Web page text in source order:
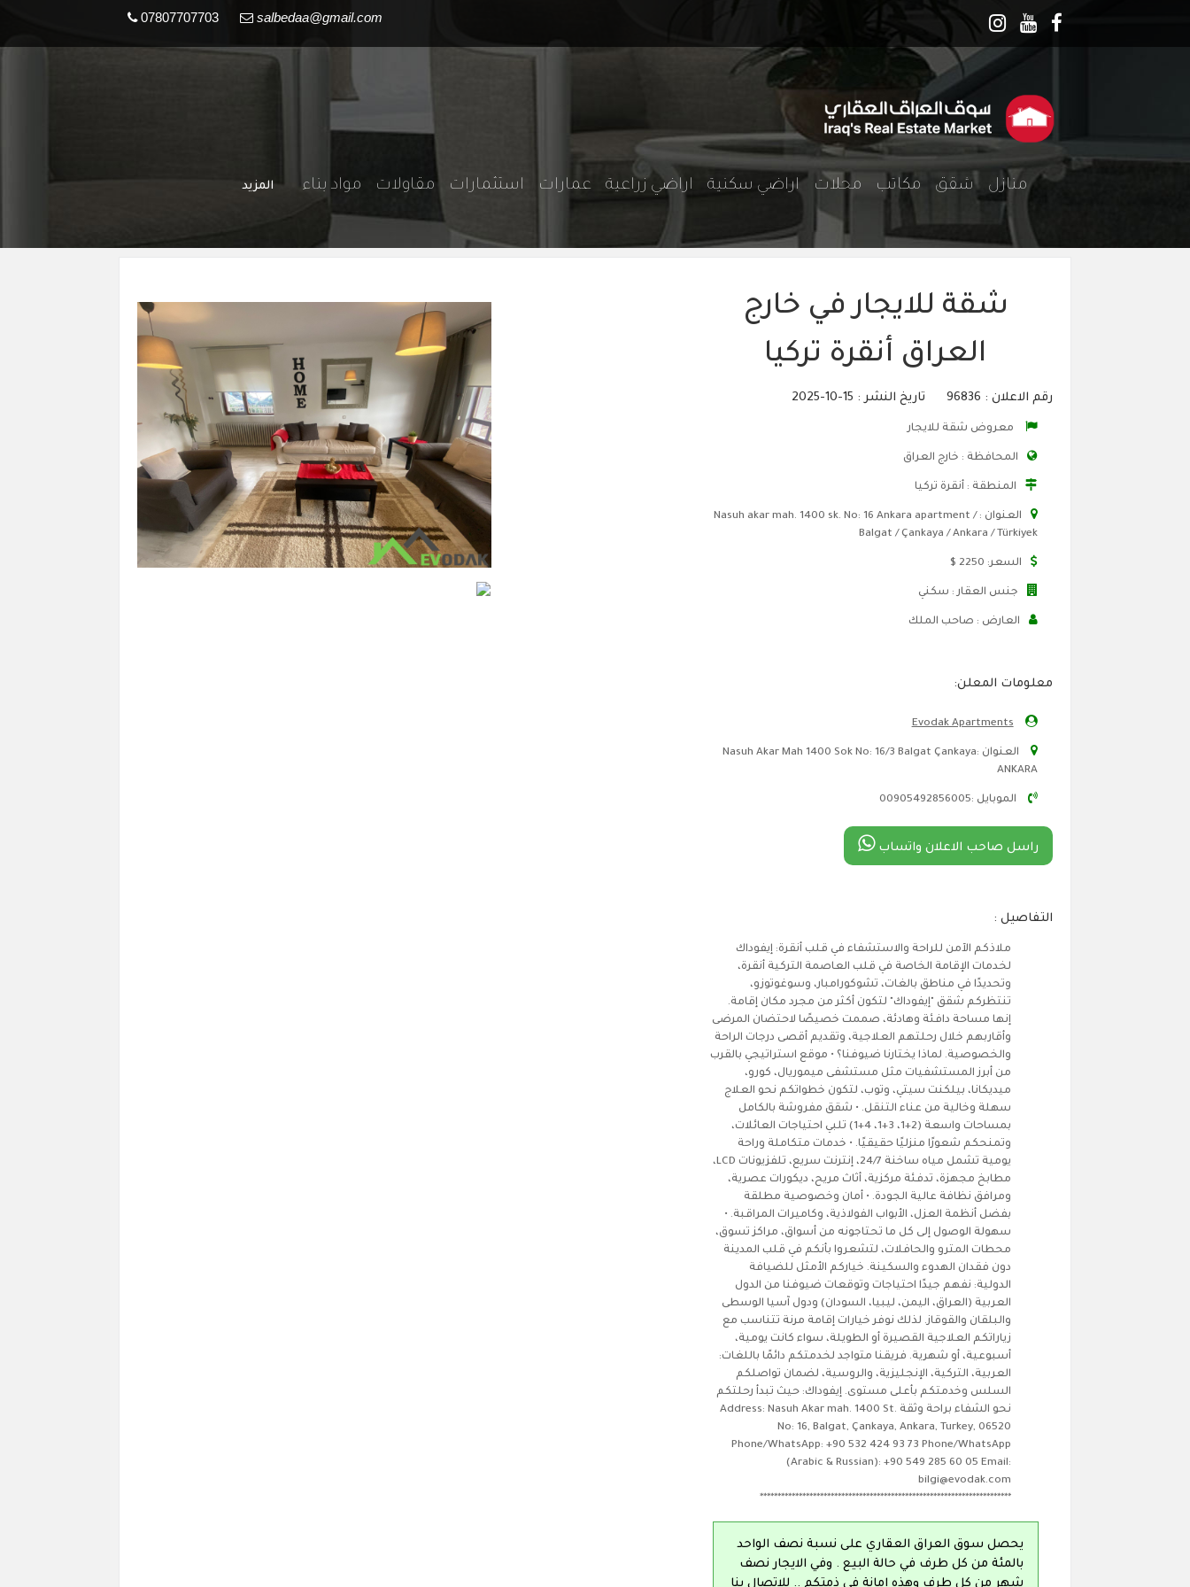
07807707703 salbedaa@gmail.com
منازلشقق مكاتب محلاتاراضي سكنية اراضي زراعيةعمارات استثمارات مقاولات مواد بناء المزيد
شقة للايجار في خارج
العراق أنقرة تركيا
رقم الاعلان : 96836 تاريخ النشر : 15-10-2025
معروض شقة للايجار
المحافظة : خارج العراق
المنطقة : أنقرة تركيا
العنوان : Nasuh akar mah. 1400 sk. No: 16 Ankara apartment /
Balgat / Çankaya / Ankara / Türkiyek
السعر: 2250 $
جنس العقار : سكني
العارض : صاحب الملك
معلومات المعلن:
Evodak Apartments
العنوان :Nasuh Akar Mah 1400 Sok No: 16/3 Balgat Çankaya
ANKARA
الموبايل :00905492856005
راسل صاحب الاعلان واتساب
التفاصيل :
ملاذكم الآمن للراحة والاستشفاء في قلب أنقرة: إيفوداك
لخدمات الإقامة الخاصة في قلب العاصمة التركية أنقرة،
وتحديدًا في مناطق بالغات، تشوكورامبار، وسوغوتوزو،
تنتظركم شقق "إيفوداك" لتكون أكثر من مجرد مكان إقامة.
إنها مساحة دافئة وهادئة، صممت خصيصًا لاحتضان المرضى
وأقاربهم خلال رحلتهم العلاجية، وتقديم أقصى درجات الراحة
والخصوصية. لماذا يختارنا ضيوفنا؟ • موقع استراتيجي بالقرب
من أبرز المستشفيات مثل مستشفى ميموريال، كورو،
ميديكانا، بيلكنت سيتي، وتوب، لتكون خطواتكم نحو العلاج
سهلة وخالية من عناء التنقل. • شقق مفروشة بالكامل
بمساحات واسعة (2+1، 3+1، 4+1) تلبي احتياجات العائلات،
وتمنحكم شعورًا منزليًا حقيقيًا. • خدمات متكاملة وراحة
يومية تشمل مياه ساخنة 24/7، إنترنت سريع، تلفزيونات LCD،
مطابخ مجهزة، تدفئة مركزية، أثاث مريح، ديكورات عصرية،
ومرافق نظافة عالية الجودة. • أمان وخصوصية مطلقة
بفضل أنظمة العزل، الأبواب الفولاذية، وكاميرات المراقبة. •
سهولة الوصول إلى كل ما تحتاجونه من أسواق، مراكز تسوق،
محطات المترو والحافلات، لتشعروا بأنكم في قلب المدينة
دون فقدان الهدوء والسكينة. خياركم الأمثل للضيافة
الدولية: نفهم جيدًا احتياجات وتوقعات ضيوفنا من الدول
العربية (العراق، اليمن، ليبيا، السودان) ودول آسيا الوسطى
والبلقان والقوقاز. لذلك نوفر خيارات إقامة مرنة تتناسب مع
زياراتكم العلاجية القصيرة أو الطويلة، سواء كانت يومية،
أسبوعية، أو شهرية. فريقنا متواجد لخدمتكم دائمًا باللغات:
العربية، التركية، الإنجليزية، والروسية، لضمان تواصلكم
السلس وخدمتكم بأعلى مستوى. إيفوداك: حيث تبدأ رحلتكم
نحو الشفاء براحة وثقة Address: Nasuh Akar mah. 1400 St.
No: 16, Balgat, Çankaya, Ankara, Turkey, 06520
Phone/WhatsApp: +90 532 424 93 73 Phone/WhatsApp
(Arabic & Russian): +90 549 285 60 05 Email:
bilgi@evodak.com
***********************************************************************
يحصل سوق العراق العقاري على نسبة نصف الواحد
بالمئة من كل طرف في حالة البيع . وفي الايجار نصف
شهر من كل طرف وهذه امانة في ذمتكم .. للاتصال بنا